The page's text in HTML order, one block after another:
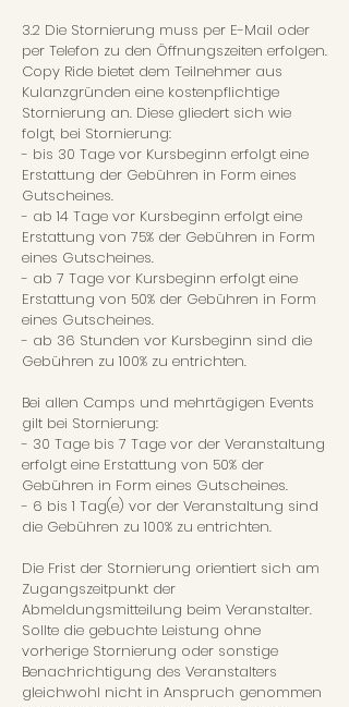
3.2 Die Stornierung muss per E-Mail oder
per Telefon zu den Öffnungszeiten erfolgen.
Copy Ride bietet dem Teilnehmer aus
Kulanzgründen eine kostenpflichtige
Stornierung an. Diese gliedert sich wie
folgt, bei Stornierung:
- bis 30 Tage vor Kursbeginn erfolgt eine
Erstattung der Gebühren in Form eines
Gutscheines.
- ab 14 Tage vor Kursbeginn erfolgt eine
Erstattung von 75% der Gebühren in Form
eines Gutscheines.
- ab 7 Tage vor Kursbeginn erfolgt eine
Erstattung von 50% der Gebühren in Form
eines Gutscheines.
- ab 36 Stunden vor Kursbeginn sind die
Gebühren zu 100% zu entrichten.
Bei allen Camps und mehrtägigen Events
gilt bei Stornierung:
- 30 Tage bis 7 Tage vor der Veranstaltung
erfolgt eine Erstattung von 50% der
Gebühren in Form eines Gutscheines.
- 6 bis 1 Tag(e) vor der Veranstaltung sind
die Gebühren zu 100% zu entrichten.
Die Frist der Stornierung orientiert sich am
Zugangszeitpunkt der
Abmeldungsmitteilung beim Veranstalter.
Sollte die gebuchte Leistung ohne
vorherige Stornierung oder sonstige
Benachrichtigung des Veranstalters
gleichwohl nicht in Anspruch genommen